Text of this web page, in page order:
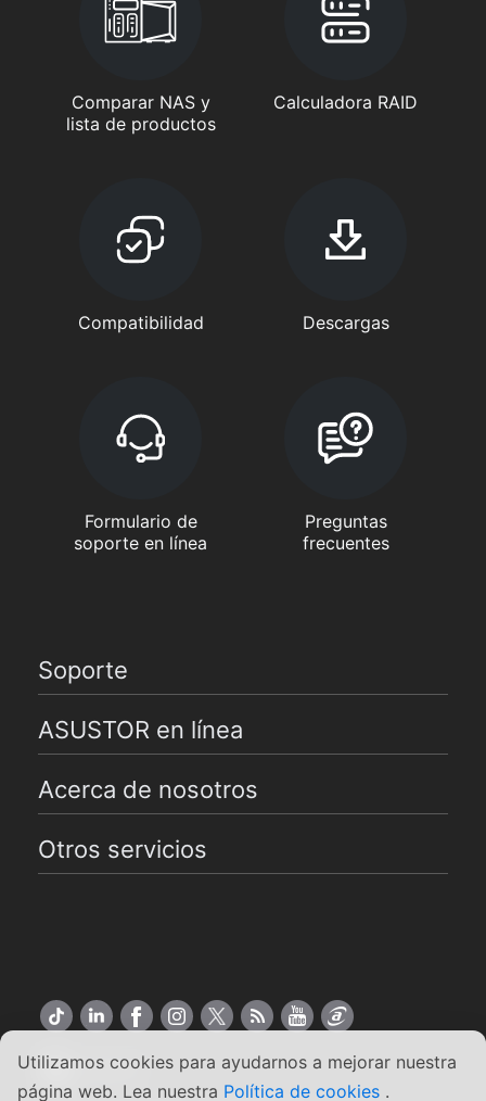
Utilizamos cookies para ayudarnos a mejorar nuestra
página web. Lea nuestra Política de cookies .
Comparar NAS y
lista de productos
Calculadora RAID
Compatibilidad Descargas
Formulario de
soporte en línea
Preguntas
frecuentes
Soporte
ASUSTOR en línea
Acerca de nosotros
Otros servicios
Español